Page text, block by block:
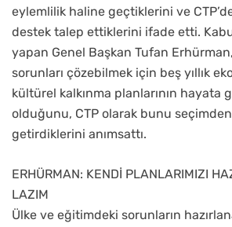
eylemlilik haline geçtiklerini ve
destek talep ettiklerini ifade etti.
yapan Genel Başkan Tufan
sorunları çözebilmek için beş yıllık
kültürel kalkınma planlarının hayata
olduğunu, CTP olarak bunu
getirdiklerini anımsattı.
ERHÜRMAN: KENDİ PLANLARIMIZI
LAZIM
Ülke ve eğitimdeki sorunların